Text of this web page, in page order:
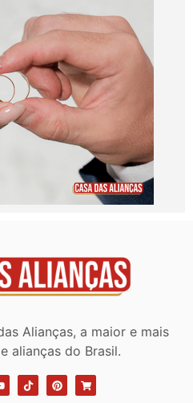
Alianças, a maior e mais
alianças do Brasil.